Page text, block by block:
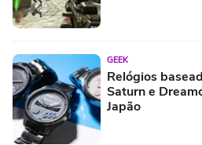
GEEK
Relógios
Saturn e
Japão